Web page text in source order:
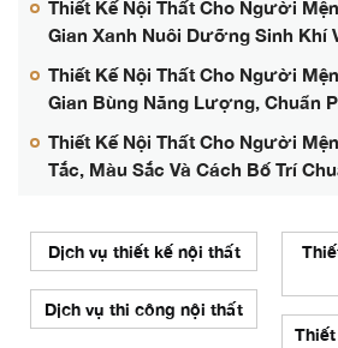
Thiết Kế Nội Thất Cho Người
Gian Xanh Nuôi Dưỡng Sinh Khí
Thiết Kế Nội Thất Cho Người
Gian Bùng Năng Lượng, Chuẩn
Thiết Kế Nội Thất Cho Người
Tắc, Màu Sắc Và Cách Bố Trí
Dịch vụ thiết kế nội thất
Dịch vụ thi công nội thất